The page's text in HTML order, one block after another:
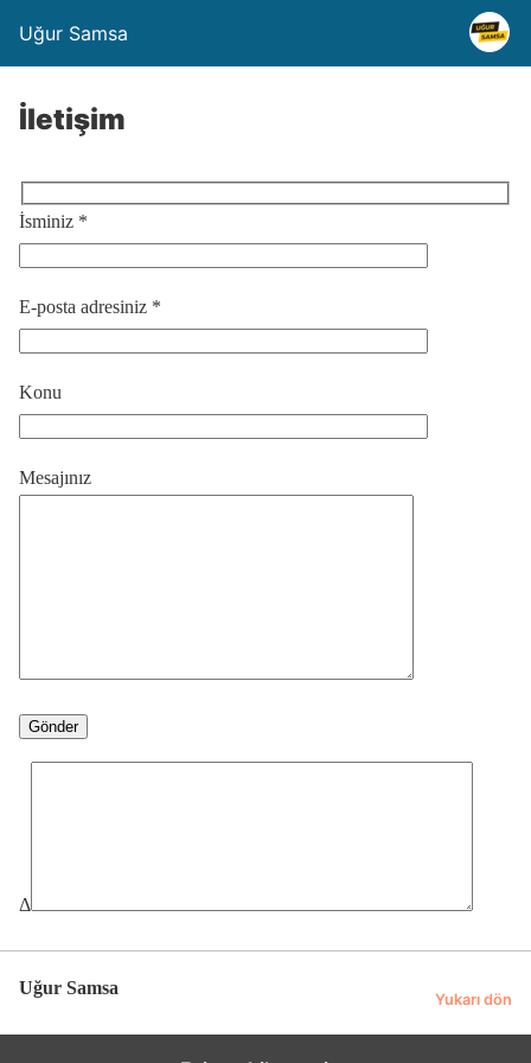
Uğur Samsa
İletişim
İsminiz *
E-posta adresiniz *
Konu
Mesajınız
Δ
Uğur Samsa
Yukarı dön